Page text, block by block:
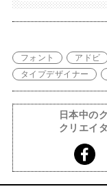
フォント アドビ
タイプデザイナー
日本中の
クリエイ